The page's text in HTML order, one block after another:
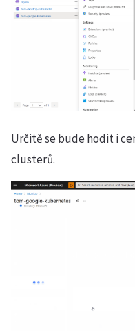
Určitě se bude hodit i
clusterů.